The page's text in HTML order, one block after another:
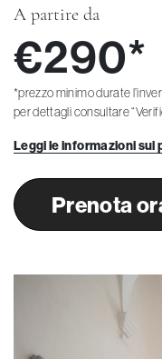
A partire da
€290*
*prezzo minimo durate
per dettagli consultare
Leggi le informazioni sui
Prenota